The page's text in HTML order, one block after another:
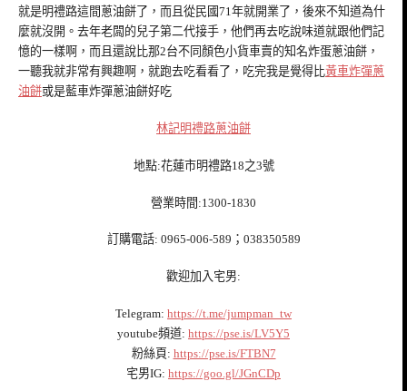
就是明禮路這間蔥油餅了，而且從民國71年就開業了，後來不知道為什
麼就沒開。去年老闆的兒子第二代接手，他們再去吃說味道就跟他們記
憶的一樣啊，而且還說比那2台不同顏色小貨車賣的知名炸蛋蔥油餅，
一聽我就非常有興趣啊，就跑去吃看看了，吃完我是覺得比黃車炸彈蔥
油餅或是藍車炸彈蔥油餅好吃
林記明禮路蔥油餅
地點:花蓮市明禮路18之3號
營業時間:1300-1830
訂購電話: 0965-006-589；038350589
歡迎加入宅男:
Telegram: https://t.me/jumpman_tw
youtube頻道: https://pse.is/LV5Y5
粉絲頁: https://pse.is/FTBN7
宅男IG: https://goo.gl/JGnCDp